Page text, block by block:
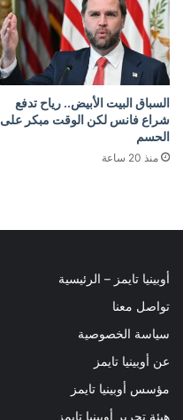
السباق البيت الأبيض.. رياح تدفع
شراع فانس لكن الوقت مبكر على
الحسم
منذ 20 ساعة
أوبينيا تايمز – الرئيسية
تواصل معنا
سياسة الخصوصية
عن أوبينيا تايمز
مؤسس أوبينيا تايمز
هيئة تحرير أوبينيا تايمز